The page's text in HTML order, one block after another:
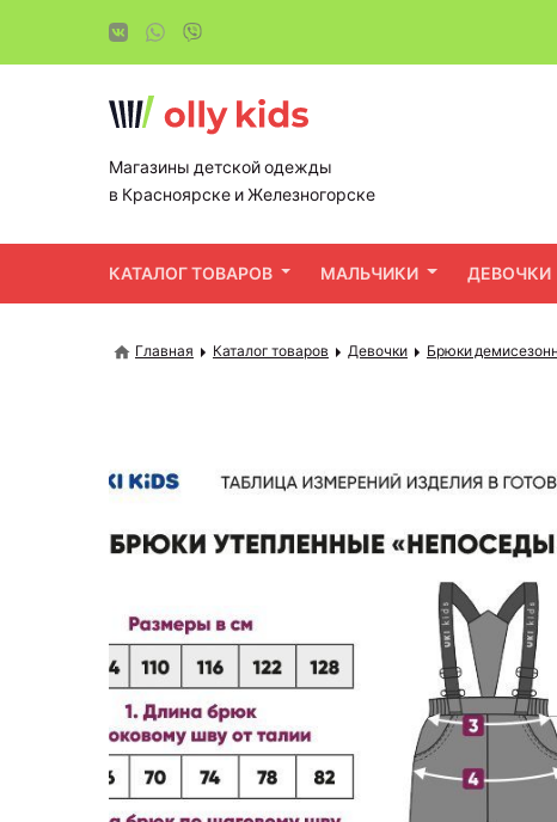
Магазины детской одежды
в Красноярске и Железногорске
КАТАЛОГ ТОВАРОВ МАЛЬЧИКИ ДЕВОЧКИ
Главная Каталог товаров Девочки Брюки